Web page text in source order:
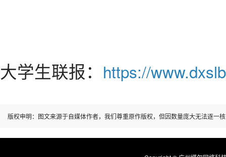
大学生联报： https://
版权申明：图文来源于自媒体作者，我们尊重原作版权，但因数量庞大无法逐一